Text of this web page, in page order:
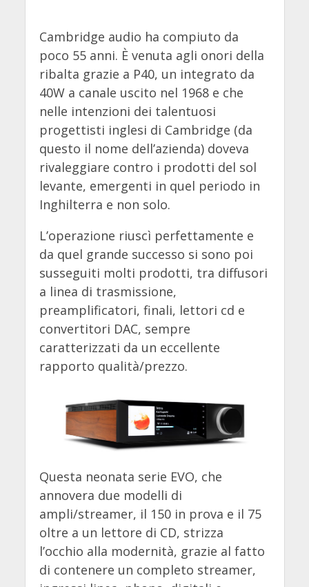
Cambridge audio ha compiuto da
poco 55 anni. È venuta agli onori della
ribalta grazie a P40, un integrato da
40W a canale uscito nel 1968 e che
nelle intenzioni dei talentuosi
progettisti inglesi di Cambridge (da
questo il nome dell’azienda) doveva
rivaleggiare contro i prodotti del sol
levante, emergenti in quel periodo in
Inghilterra e non solo.
L’operazione riuscì perfettamente e
da quel grande successo si sono poi
susseguiti molti prodotti, tra diffusori
a linea di trasmissione,
preamplificatori, finali, lettori cd e
convertitori DAC, sempre
caratterizzati da un eccellente
rapporto qualità/prezzo.
Questa neonata serie EVO, che
annovera due modelli di
ampli/streamer, il 150 in prova e il 75
oltre a un lettore di CD, strizza
l’occhio alla modernità, grazie al fatto
di contenere un completo streamer,